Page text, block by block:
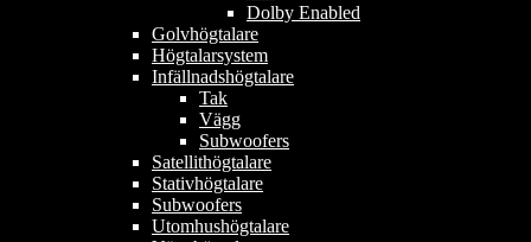
Dolby Enabled
Golvhögtalare
Högtalarsystem
Infällnadshögtalare
Tak
Vägg
Subwoofers
Satellithögtalare
Stativhögtalare
Subwoofers
Utomhushögtalare